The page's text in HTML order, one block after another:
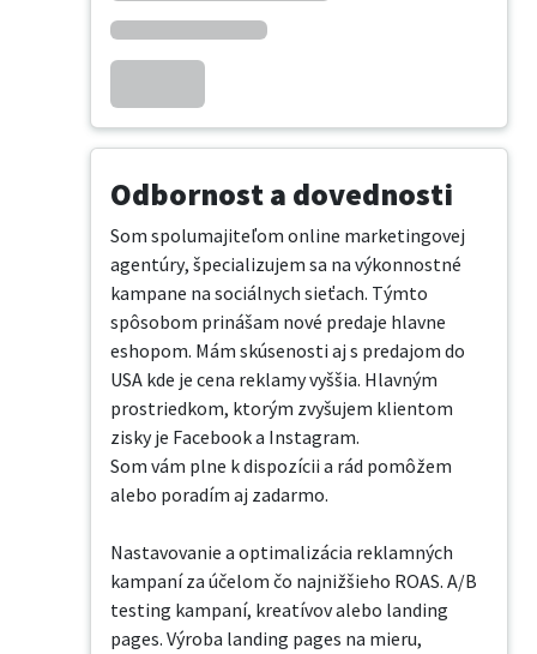
Odbornost a dovednosti
Som spolumajiteľom online marketingovej
agentúry, špecializujem sa na výkonnostné
kampane na sociálnych sieťach. Týmto
spôsobom prinášam nové predaje hlavne
eshopom. Mám skúsenosti aj s predajom do
USA kde je cena reklamy vyššia. Hlavným
prostriedkom, ktorým zvyšujem klientom
zisky je Facebook a Instagram.
Som vám plne k dispozícii a rád pomôžem
alebo poradím aj zadarmo.
Nastavovanie a optimalizácia reklamných
kampaní za účelom čo najnižšieho ROAS. A/B
testing kampaní, kreatívov alebo landing
pages. Výroba landing pages na mieru,